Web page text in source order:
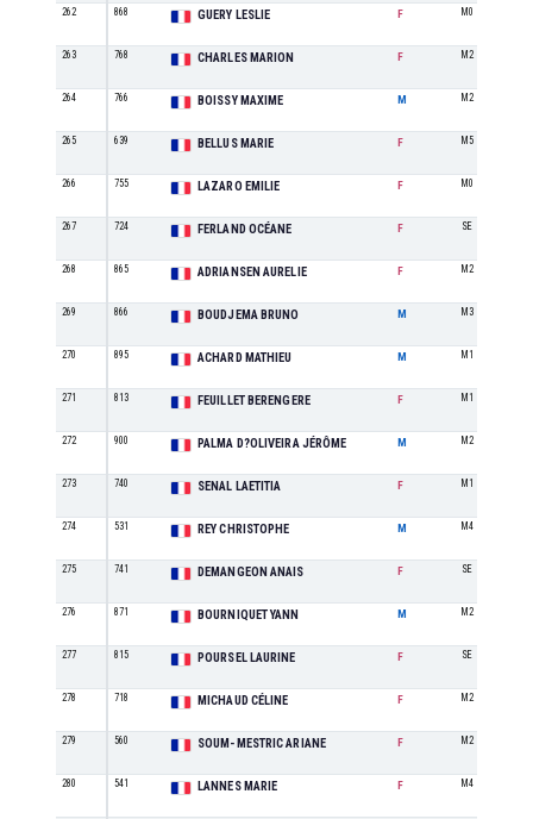
262 868 GUERY LESLIE F M0
263 768 CHARLES MARION F M2
264 766 BOISSY MAXIME M M2
265 639 BELLUS MARIE F M5
266 755 LAZARO EMILIE F M0
267 724 FERLAND OCÉANE F SE
268 865 ADRIANSEN AURELIE F M2
269 866 BOUDJEMA BRUNO M M3
270 895 ACHARD MATHIEU M M1
271 813 FEUILLET BERENGERE F M1
272 900 PALMA D?OLIVEIRA JÉRÔME M M2
273 740 SENAL LAETITIA F M1
274 531 REY CHRISTOPHE M M4
275 741 DEMANGEON ANAIS F SE
276 871 BOURNIQUET YANN M M2
277 815 POURSEL LAURINE F SE
278 718 MICHAUD CÉLINE F M2
279 560 SOUM-MESTRIC ARIANE F M2
280 541 LANNES MARIE F M4